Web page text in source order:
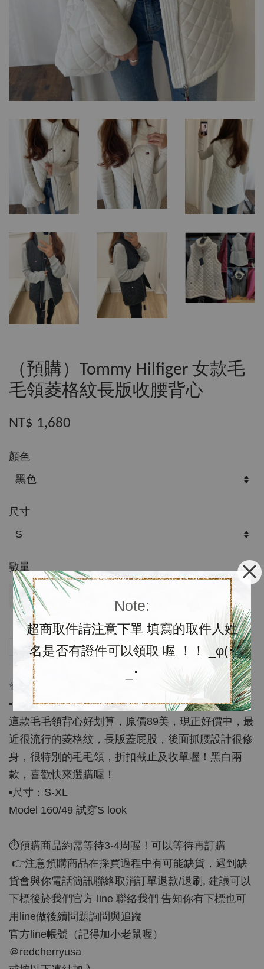
Note:
超商取件請注意下單 填寫的取件人姓
名是否有證件可以領取 喔 ！！ _φ(･
_･
（預購）Tommy Hilfiger 女款毛
毛領菱格紋長版收腰背心
NT$ 1,680
顏色
尺寸
數量
售完
分享 Tweet Pin it LINE
✨Cyberweek 優惠限時折扣✨
▪️含運代購$1680；預購約3-4週左右
這款毛毛領背心好划算，原價89美，現正好價中，最
近很流行的菱格紋，長版蓋屁股，後面抓腰設計很修
身，很特別的毛毛領，折扣截止及收單喔！黑白兩
款，喜歡快來選購喔！
▪️尺寸：S-XL
Model 160/49 試穿S look
⏱預購商品約需等待3-4周喔！可以等待再訂購
👉注意預購商品在採買過程中有可能缺貨，遇到缺
貨會與你電話簡訊聯絡取消訂單退款/退刷, 建議可以
下標後於我們官方 line 聯絡我們 告知你有下標也可
用line做後續問題詢問與追蹤
官方line帳號（記得加小老鼠喔）
＠redcherryusa